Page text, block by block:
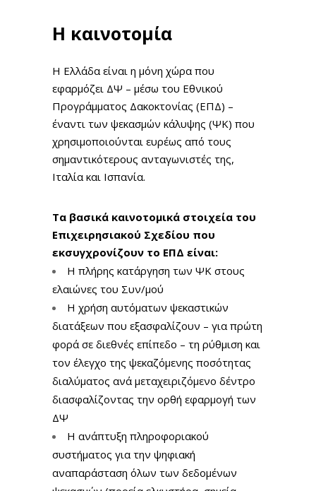
Η καινοτομία
Η Ελλάδα είναι η μόνη χώρα που
εφαρμόζει ΔΨ – μέσω του Εθνικού
Προγράμματος Δακοκτονίας (ΕΠΔ) –
έναντι των ψεκασμών κάλυψης (ΨΚ) που
χρησιμοποιούνται ευρέως από τους
σημαντικότερους ανταγωνιστές της,
Ιταλία και Ισπανία.
Τα βασικά καινοτομικά στοιχεία του
Επιχειρησιακού Σχεδίου που
εκσυγχρονίζουν το ΕΠΔ είναι:
Η πλήρης κατάργηση των ΨΚ στους
ελαιώνες του Συν/μού
Η χρήση αυτόματων ψεκαστικών
διατάξεων που εξασφαλίζουν – για πρώτη
φορά σε διεθνές επίπεδο – τη ρύθμιση και
τον έλεγχο της ψεκαζόμενης ποσότητας
διαλύματος ανά μεταχειριζόμενο δέντρο
διασφαλίζοντας την ορθή εφαρμογή των
ΔΨ
Η ανάπτυξη πληροφοριακού
συστήματος για την ψηφιακή
αναπαράσταση όλων των δεδομένων